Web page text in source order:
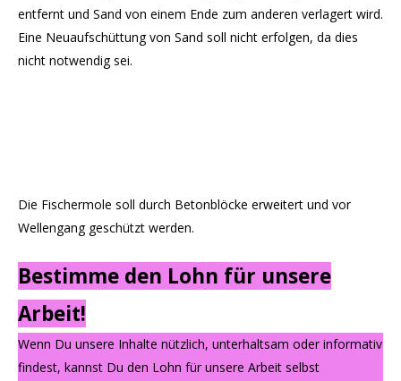
entfernt und Sand von einem Ende zum anderen verlagert wird.
Eine Neuaufschüttung von Sand soll nicht erfolgen, da dies
nicht notwendig sei.
Die Fischermole soll durch Betonblöcke erweitert und vor
Wellengang geschützt werden.
Bestimme den Lohn für unsere
Arbeit!
Wenn Du unsere Inhalte nützlich, unterhaltsam oder informativ
findest, kannst Du den Lohn für unsere Arbeit selbst